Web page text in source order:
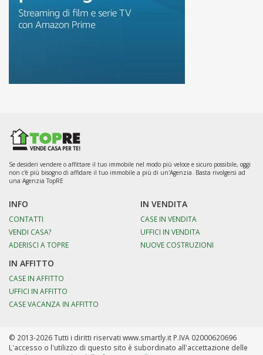
Se desideri vendere o affittare il tuo immobile nel modo più veloce e sicuro possibile, oggi
non c'è più bisogno di affidare il tuo immobile a più di un'Agenzia. Basta rivolgersi ad
una Agenzia TopRE
INFO
CONTATTI
VENDI CASA?
ADERISCI A TOPRE
IN VENDITA
CASE IN VENDITA
UFFICI IN VENDITA
NUOVE COSTRUZIONI
IN AFFITTO
CASE IN AFFITTO
UFFICI IN AFFITTO
CASE VACANZA IN AFFITTO
© 2013-2026 Tutti i diritti riservati www.smartly.it P.IVA 02000620696
L'accesso o l'utilizzo di questo sito è subordinato all'accettazione delle